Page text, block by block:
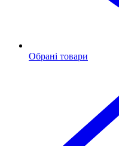
Обрані товари